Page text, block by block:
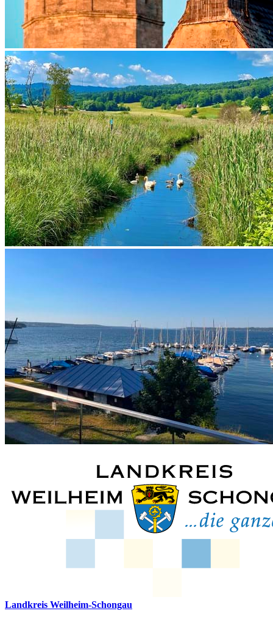
Landkreis Weilheim-Schongau